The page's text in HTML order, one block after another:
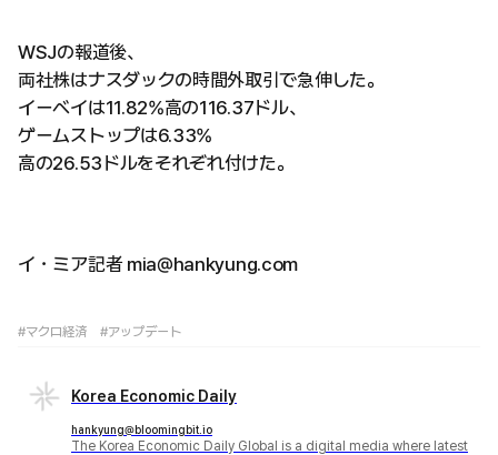
WSJの報道後、
両社株はナスダックの時間外取引で急伸した。
イーベイは11.82%高の116.37ドル、
ゲームストップは6.33%
高の26.53ドルをそれぞれ付けた。
イ・ミア記者 mia@hankyung.com
#マクロ経済 #アップデート
Korea Economic Daily
hankyung@bloomingbit.io
The Korea Economic Daily Global is a digital media where latest